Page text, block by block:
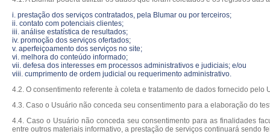
i. prestação dos serviços contratados, pela Blumar ou por terceiros;
ii. contato com potenciais clientes;
iii. análise estatística de resultados;
iv. promoção dos serviços ofertados;
v. aperfeiçoamento dos serviços no site;
vi. melhora do conteúdo informado;
vii. defesa dos interesses em processos administrativos e judiciais; e/ou
viii. cumprimento de ordem judicial ou requerimento administrativo.
4.2. O consentimento referente à coleta e tratamento de dados fornecido
4.3. Caso o Usuário não conceda seu consentimento para a elaboração do
4.4. Caso o Usuário não conceda seu consentimento para as finalidades
entre outros materiais informativo, a prestação de serviços continuará sendo